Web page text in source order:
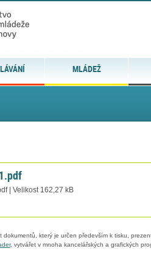
MLÁDEŽ
| Velikost 162,27 kB
který je určen především k tisku,
, vytvářet v mnoha kancelářských a grafických